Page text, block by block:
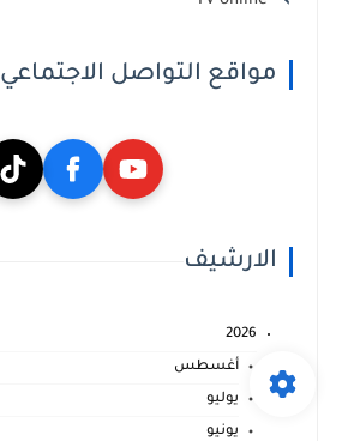
مواقع التواصل الاجتماعي
الارشيف
2026
أغسطس
يوليو
يونيو